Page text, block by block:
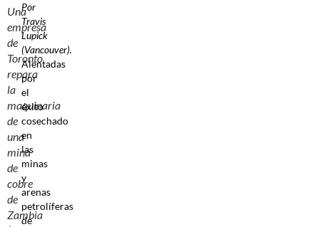
Una
empresa
de
Toronto
repara
la
maquinaria
de
una
mina
de
cobre
de
Zambia
Por
Travis
Lupick
(Vancouver).
Alentadas
por
el
éxito
cosechado
en
las
minas
y
arenas
petrolíferas
de